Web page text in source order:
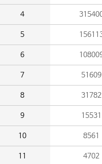
4
5
6
7 51609
8 31782
9 15531
10 8561
11 4702